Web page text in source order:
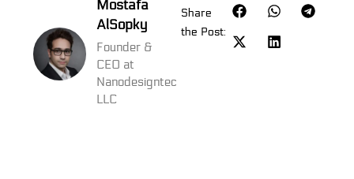
Mostafa
AlSopky
Founder &
CEO at
Nanodesigntec
LLC
Share
the Post: